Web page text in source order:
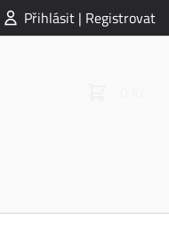
Přihlásit | Registrovat